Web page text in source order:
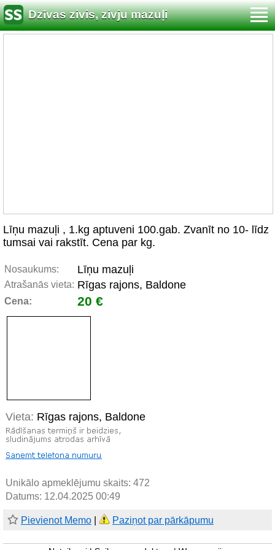
Dzīvas zivis, zivju mazuļi
Līņu mazuļi , 1.kg aptuveni 100.gab. Zvanīt no 10- līdz
tumsai vai rakstīt. Cena par kg.
Nosaukums: Līņu mazuļi
Atrašanās vieta: Rīgas rajons, Baldone
Cena: 20 €
Vieta: Rīgas rajons, Baldone
Unikālo apmeklējumu skaits: 472
Datums: 12.04.2025 00:49
Pievienot Memo Paziņot par pārkāpumu